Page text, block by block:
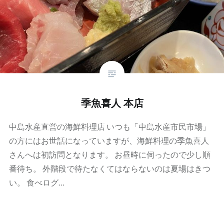
季魚喜人 本店
中島水産直営の海鮮料理店 いつも「中島水産市民市場」
の方にはお世話になっていますが、海鮮料理の季魚喜人
さんへは初訪問となります。 お昼時に伺ったので少し順
番待ち。 外階段で待たなくてはならないのは夏場はきつ
い。 食べログ…